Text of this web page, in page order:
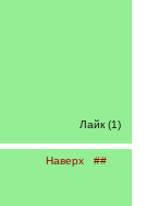
Лайк (1)
Наверх ##